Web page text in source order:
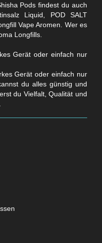
Pods findest du auch
Liquid, POD SALT
Vape Aromen. Wer es
Longfills.
Gerät oder einfach nur
du alles günstig und
du Vielfalt, Qualität und